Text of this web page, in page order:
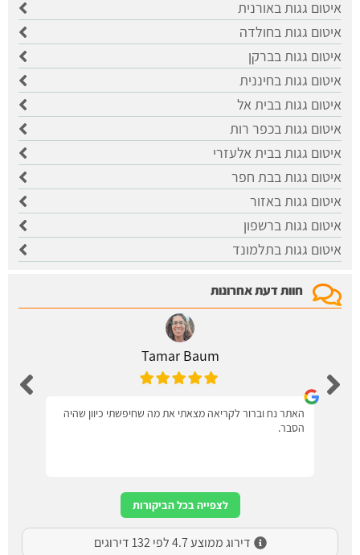
איטום גגות באורנית
איטום גגות בחולדה
איטום גגות בברקן
איטום גגות בחיננית
איטום גגות בבית אל
איטום גגות בכפר רות
איטום גגות בבית אלעזרי
איטום גגות בבת חפר
איטום גגות באזור
איטום גגות ברשפון
איטום גגות בתלמונד
חוות דעת אחרונות
Tamar Baum
האתר נח וברור לקריאה מצאתי את מה שחיפשתי כיוון שהיה
הסבר.
לצפייה בכל הביקורות
דירוג ממוצע 4.7 לפי 132 דירוגים